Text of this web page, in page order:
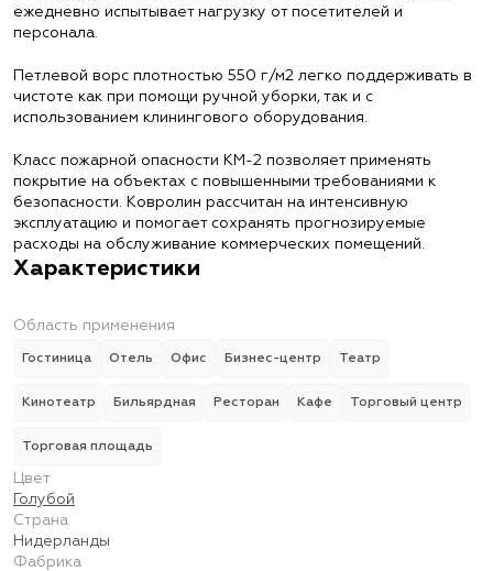
ежедневно испытывает нагрузку от посетителей и
персонала.
Петлевой ворс плотностью 550 г/м2 легко поддерживать в
чистоте как при помощи ручной уборки, так и с
использованием клинингового оборудования.
Класс пожарной опасности КМ-2 позволяет применять
покрытие на объектах с повышенными требованиями к
безопасности. Ковролин рассчитан на интенсивную
эксплуатацию и помогает сохранять прогнозируемые
расходы на обслуживание коммерческих помещений.
Характеристики
Область применения
Гостиница Отель Офис Бизнес-центр Театр
Кинотеатр Бильярдная Ресторан Кафе Торговый центр
Торговая площадь
Цвет
Голубой
Страна
Нидерланды
Фабрика